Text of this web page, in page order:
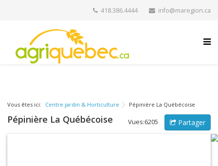
418.386.4444 info@maregion.ca
Vous êtes ici: Centre jardin & Horticulture Pépinière La Québécoise
Vues:6205 Partager
Pépinière La Québécoise